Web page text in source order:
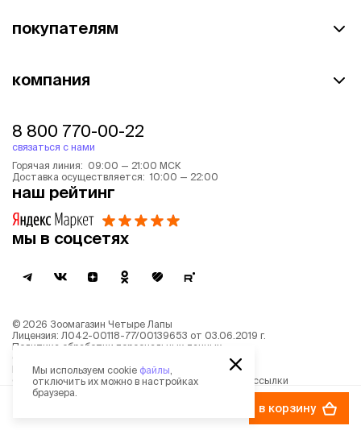
в корзину
покупателям
компания
8 800 770-00-22
связаться с нами
Горячая линия: 09:00 — 21:00 МСК
Доставка осуществляется: 10:00 — 22:00
наш рейтинг
мы в соцсетях
© 2026 Зоомагазин Четыре Лапы
Лицензия: Л042-00118-77/00139653 от 03.06.2019 г.
Политика обработки персональных данных
Согласие на обработку персональных данных
Пользовательское соглашение
Согласие на получение новостной и рекламной рассылки
Описание рекомендательных алгоритмов
Мы используем cookie файлы
отключить их можно в настройках
браузера.